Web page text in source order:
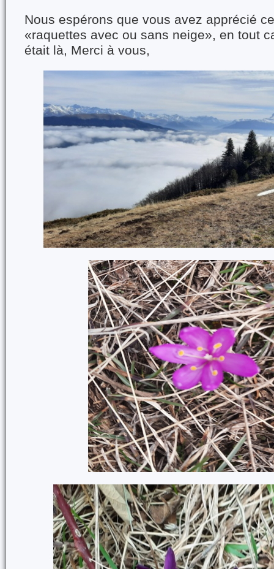
Nous espérons que vous avez apprécié
«raquettes avec ou sans neige», en tout
était là, Merci à vous,